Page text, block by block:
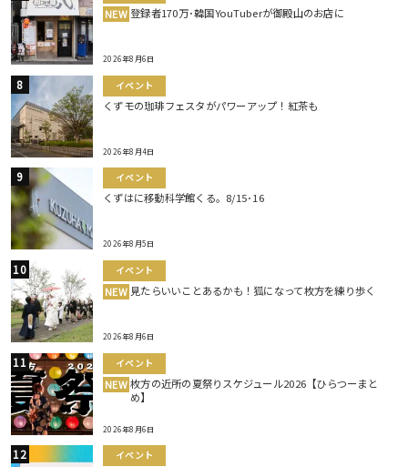
NEW 登録者170万･韓国YouTuberが御殿山のお店に
2026年8月6日
イベント
くずモの珈琲フェスタがパワーアップ！紅茶も
2026年8月4日
イベント
くずはに移動科学館くる。8/15･16
2026年8月5日
イベント
NEW 見たらいいことあるかも！狐になって枚方を練り歩く
2026年8月6日
イベント
NEW 枚方の近所の夏祭りスケジュール2026【ひらつーまと
め】
2026年8月6日
イベント